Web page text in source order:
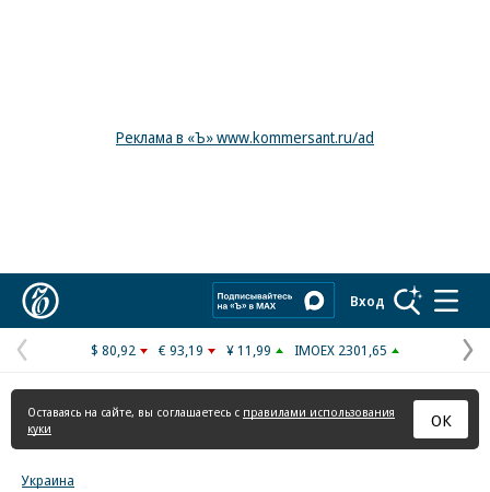
Реклама в «Ъ» www.kommersant.ru/ad
Вход
Предыдущая
страница
$ 80,92 € 93,19 ¥ 11,99 IMOEX 2301,65
Оставаясь на сайте, вы соглашаетесь с правилами использования
куки
ОК
Украина